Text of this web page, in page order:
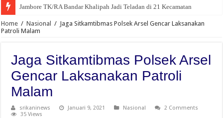
Jambore TK/RA Bandar Khalipah Jadi Teladan di 21 Kecamatan
Home / Nasional / Jaga Sitkamtibmas Polsek Arsel Gencar Laksanakan
Patroli Malam
Jaga Sitkamtibmas Polsek Arsel
Gencar Laksanakan Patroli
Malam
srikaninews Januari 9, 2021 Nasional
2 Comments
35 Views